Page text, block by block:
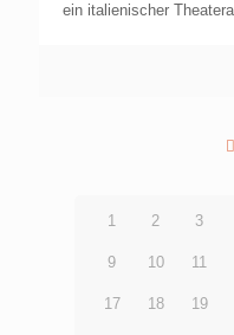
ein italienischer
1 2 3
9 10 11
17 18 19